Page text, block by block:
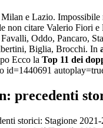
e Lazio.
non citare Valerio Fiori e
Oddo, Pancaro,
Biglia, Brocchi. In
Ecco la Top 11 dei
id=1440691
precedenti
storici: Stagione